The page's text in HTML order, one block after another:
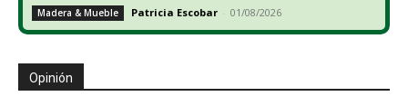
Madera & Mueble Patricia Escobar - 01/08/2026
Opinión